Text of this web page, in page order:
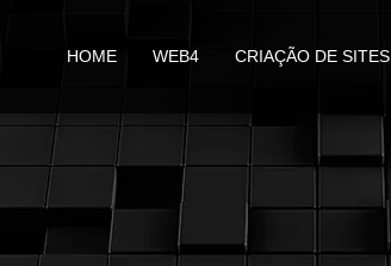
HOME WEB4 CRIAÇÃO DE SITES